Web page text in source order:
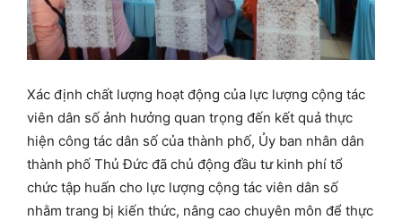
Xác định chất lượng hoạt động của lực lượng cộng tác
viên dân số ảnh hưởng quan trọng đến kết quả thực
hiện công tác dân số của thành phố, Ủy ban nhân dân
thành phố Thủ Đức đã chủ động đầu tư kinh phí tổ
chức tập huấn cho lực lượng cộng tác viên dân số
nhằm trang bị kiến thức, nâng cao chuyên môn để thực